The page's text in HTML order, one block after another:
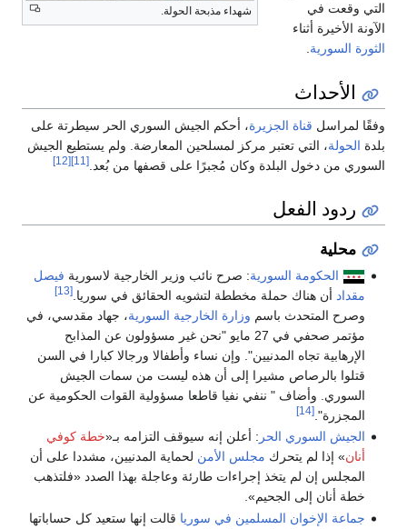
شهداء مذبحة الحولة.
التي وقعت في
الآونة الأخيرة أثناء
الثورة السورية.
الأحداث
وفقًا لمراسل قناة الجزيرة، أحكم الجيش السوري الحر سيطرتة على
بلدة الحولة، التي تعتبر مركز لمسلحين المعارضة. ولم يستطيع الجيش
السوري من دخول البلدة وكان مُجبرًا على قصفها من بُعد. [11]
[12]
ردود الفعل
محلية
الحكومة السورية: صرح نائب وزير الخارجية لاسورية فيصل
مقداد أن هناك حملة مخططة لتشويه الحقائق في سوريا.[13]
وصرح المتحدث باسم وزارة الخارجية السورية، جهاد مقدسي، في
مؤتمر صحفي في 27 مايو "نحن غير مسؤولون عن المذابح
الإرهابية تجاه المدنيين". وإن نساء وأطفالا ورجالا كبارا في السن
قتلوا بالرصاص مشيرا إلى أن هذه ليست من سمات الجيش
السوري. وأضاف " ننفي نفيا قاطعا مسؤولية القوات الحكومية عن
المجزرة".[14]
الجيش السوري الحر : أعلن إنه سيوقف التزامه بـ«خطة كوفي
أنان» إذا لم يتحرك مجلس الأمن لحماية المدنيين، مشددا على أن
المجلس إن لم يتخذ إجراءات طارئة وعاجلة بهذا الصدد «فلتذهب
خطة أنان إلى الجحيم».
جماعة الإخوان المسلمين في سوريا قالت إنها ستعيد كل حساباتها